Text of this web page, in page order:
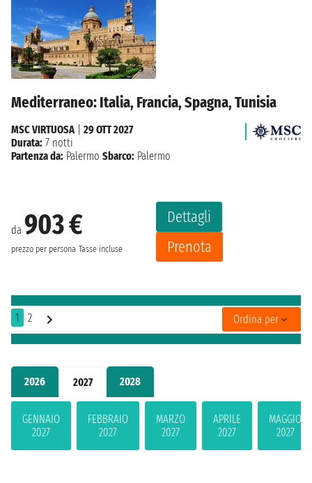
2026 2027 2028
GENNAIO
2027
FEBBRAIO
2027
MARZO
2027
APRILE
2027
MAGGIO
2027
Mediterraneo: Italia, Francia, Spagna, Tunisia
da 903 €
prezzo per persona Tasse incluse
Dettagli
Prenota
MSC VIRTUOSA
29 OTT 2027
Durata: 7 notti
Partenza da: Palermo Sbarco: Palermo
1 2 Ordina per